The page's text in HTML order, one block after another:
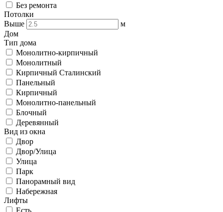
Без ремонта
Потолки
Выше
м
Дом
Тип дома
Монолитно-кирпичный
Монолитный
Кирпичный Сталинский
Панельный
Кирпичный
Монолитно-панельный
Блочный
Деревянный
Вид из окна
Двор
Двор/Улица
Улица
Парк
Панорамный вид
Набережная
Лифты
Есть